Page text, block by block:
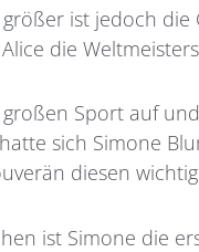
ist jedoch
die
Sport auf
sich Simone
diesen
ist Simone die